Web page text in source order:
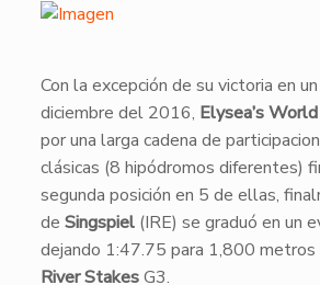
​Con la excepción de su victoria en
diciembre del 2016, Elysea’s World
por una larga cadena de
clásicas (8 hipódromos diferentes)
segunda posición en 5 de ellas,
de Singspiel(IRE) se graduó en un
dejando 1:47.75 para 1,800
River StakesG3.